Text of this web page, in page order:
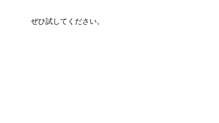
ぜひ試してください。